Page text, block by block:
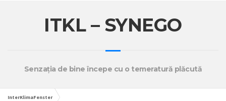
ITKL – SYNEGO
Senzaţia de bine începe cu o temeratură plăcută
InterKlimaFenster